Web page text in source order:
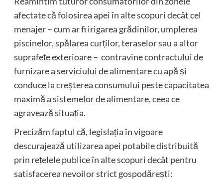
afectate că folosirea apei în alte scopuri decât cel
menajer – cum ar fi irigarea grădinilor, umplerea
piscinelor, spălarea curților, teraselor sau a altor
suprafețe exterioare – contravine contractului de
furnizare a serviciului de alimentare cu apă și
conduce la creșterea consumului peste capacitatea
maximă a sistemelor de alimentare, ceea ce
agravează situația.
Precizăm faptul că, legislația în vigoare
descurajează utilizarea apei potabile distribuită
prin rețelele publice în alte scopuri decât pentru
satisfacerea nevoilor strict gospodărești: